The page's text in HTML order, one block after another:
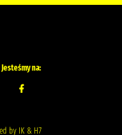
Jesteśmy na:
by IK & H7